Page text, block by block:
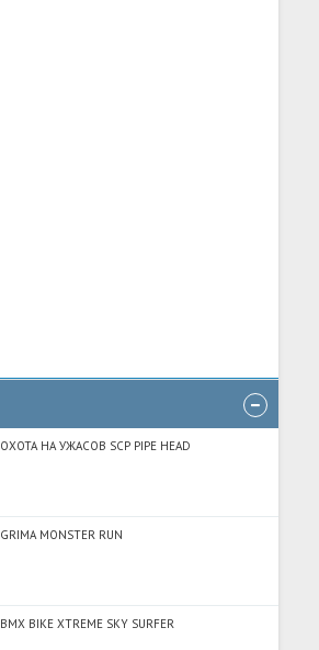
ОХОТА НА УЖАСОВ SCP PIPE HEAD
GRIMA MONSTER RUN
BMX BIKE XTREME SKY SURFER